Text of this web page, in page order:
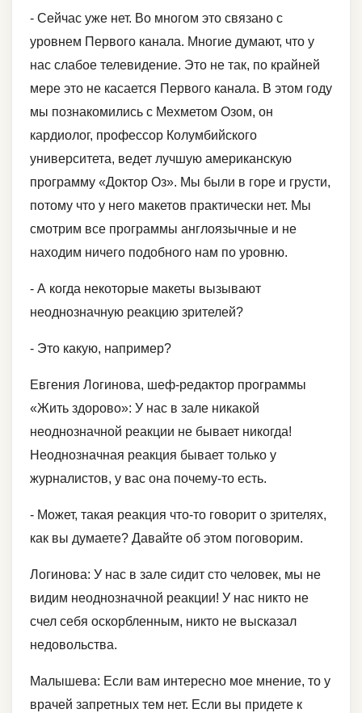
- Сейчас уже нет. Во многом это связано с
уровнем Первого канала. Многие думают, что у
нас слабое телевидение. Это не так, по крайней
мере это не касается Первого канала. В этом году
мы познакомились с Мехметом Озом, он
кардиолог, профессор Колумбийского
университета, ведет лучшую американскую
программу «Доктор Оз». Мы были в горе и грусти,
потому что у него макетов практически нет. Мы
смотрим все программы англоязычные и не
находим ничего подобного нам по уровню.
- А когда некоторые макеты вызывают
неоднозначную реакцию зрителей?
- Это какую, например?
Евгения Логинова, шеф-редактор программы
«Жить здорово»: У нас в зале никакой
неоднозначной реакции не бывает никогда!
Неоднозначная реакция бывает только у
журналистов, у вас она почему-то есть.
- Может, такая реакция что-то говорит о зрителях,
как вы думаете? Давайте об этом поговорим.
Логинова: У нас в зале сидит сто человек, мы не
видим неоднозначной реакции! У нас никто не
счел себя оскорбленным, никто не высказал
недовольства.
Малышева: Если вам интересно мое мнение, то у
врачей запретных тем нет. Если вы придете к